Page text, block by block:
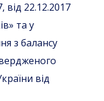
від 22.12.2017
та у
з балансу
від